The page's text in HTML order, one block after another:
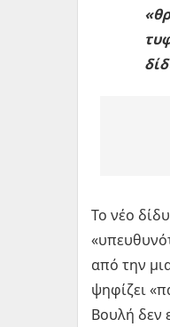
Το νέο
από την
ψηφίζει
Βουλή δεν